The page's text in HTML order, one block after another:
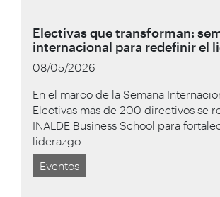
Electivas que transforman:
internacional para redefinir el
08/05/2026
En el marco de la Semana
Electivas más de 200 directivos se
INALDE Business School para
liderazgo.
Eventos